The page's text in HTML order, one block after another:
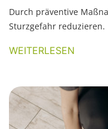
Durch präventive
Sturzgefahr reduzieren.
WEITERLESEN